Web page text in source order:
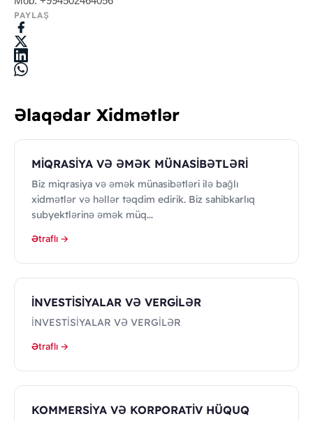
PAYLAŞ
Əlaqədar Xidmətlər
MİQRASİYA VƏ ƏMƏK MÜNASİBƏTLƏRİ
Biz miqrasiya və əmək münasibətləri ilə bağlı
xidmətlər və həllər təqdim edirik. Biz sahibkarlıq
subyektlərinə əmək müq...
Ətraflı →
İNVESTİSİYALAR VƏ VERGİLƏR
İNVESTİSİYALAR VƏ VERGİLƏR
Ətraflı →
KOMMERSİYA VƏ KORPORATİV HÜQUQ